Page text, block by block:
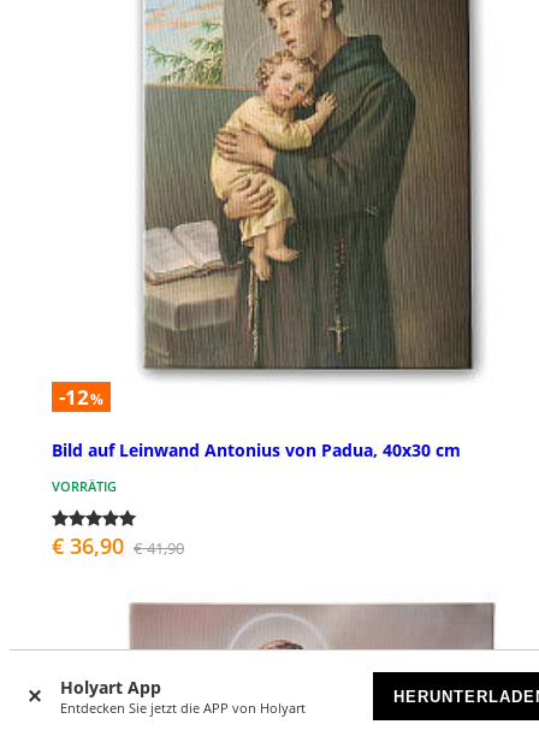
Holyart App
Entdecken Sie jetzt die APP von Holyart
-12%
Bild auf Leinwand Antonius von Padua, 40x30 cm
VORRÄTIG
€ 36,90 € 41,90